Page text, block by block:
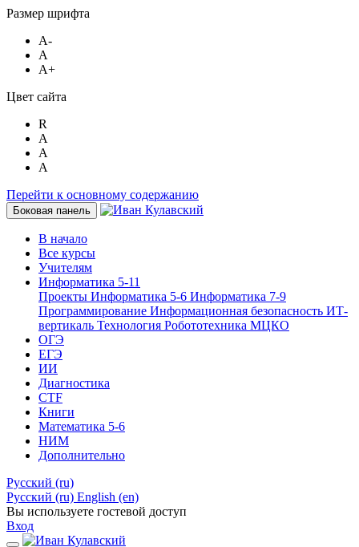
Размер шрифта
A-
A
A+
Цвет сайта
R
A
A
A
Перейти к основному содержанию
Боковая панель
В начало
Все курсы
Учителям
Информатика 5-11
Проекты Информатика 5-6 Информатика 7-9
Программирование Информационная безопасность ИТ-
вертикаль Технология Робототехника МЦКО
ОГЭ
ЕГЭ
ИИ
Диагностика
CTF
Книги
Математика 5-6
НИМ
Дополнительно
Русский ‎(ru)‎
Русский ‎(ru)‎ English ‎(en)‎
Вы используете гостевой доступ
Вход